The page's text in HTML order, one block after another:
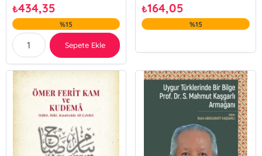
₺434,35
%15
Sepete Ekle
₺164,05
%15